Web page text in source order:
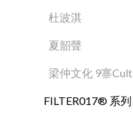
杜波淇
夏韶聲
梁仲文化 9寨Cult
FILTER017® 系列